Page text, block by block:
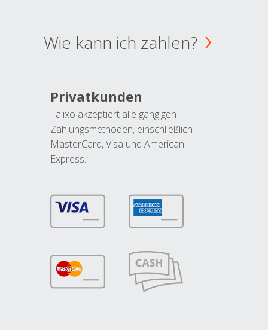
Wie kann ich zahlen?
Privatkunden
Talixo akzeptiert alle gängigen
Zahlungsmethoden, einschließlich
MasterCard, Visa und American
Express.